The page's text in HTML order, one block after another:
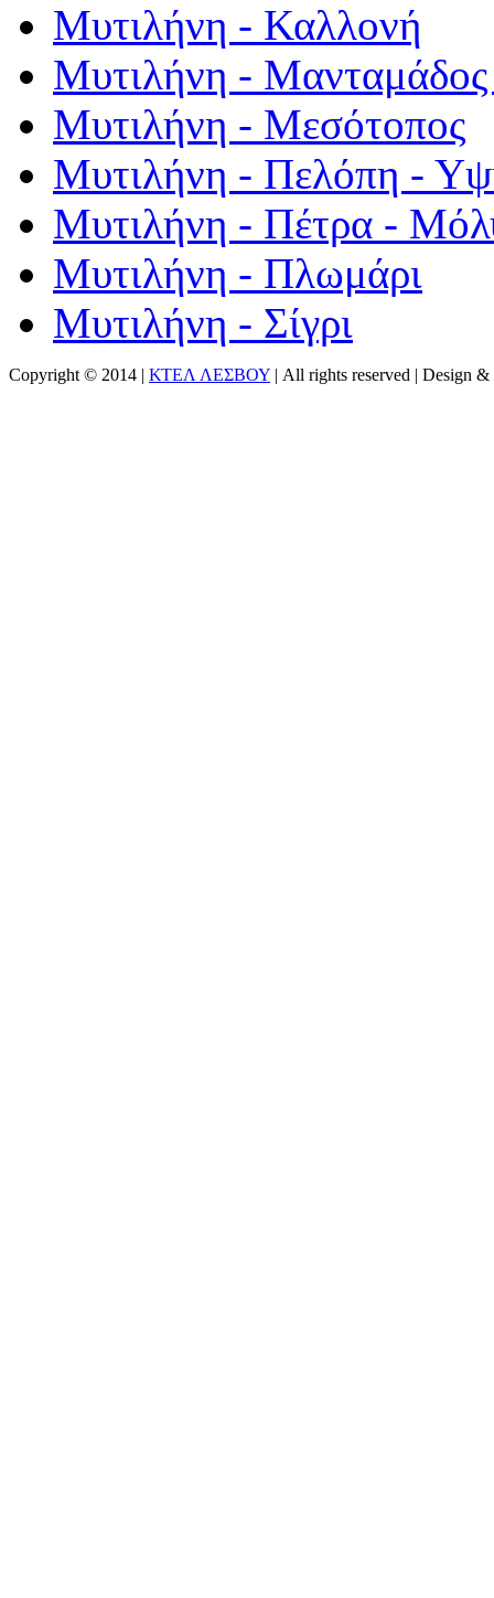
Μυτιλήνη - Καλλονή
Μυτιλήνη - Μανταμάδος
Μυτιλήνη - Μεσότοπος
Μυτιλήνη - Πελόπη -
Μυτιλήνη - Πέτρα -
Μυτιλήνη - Πλωμάρι
Μυτιλήνη - Σίγρι
Copyright © 2014 | ΚΤΕΛ ΛΕΣΒΟΥ | All rights reserved | Design &